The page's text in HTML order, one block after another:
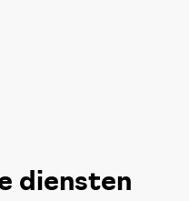
diensten